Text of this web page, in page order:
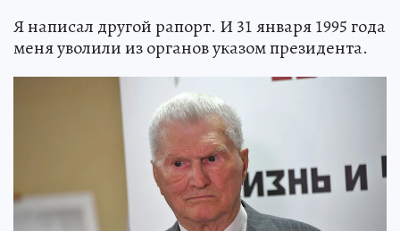
Я написал другой рапорт. И 31 января 1995 года
меня уволили из органов указом президента.